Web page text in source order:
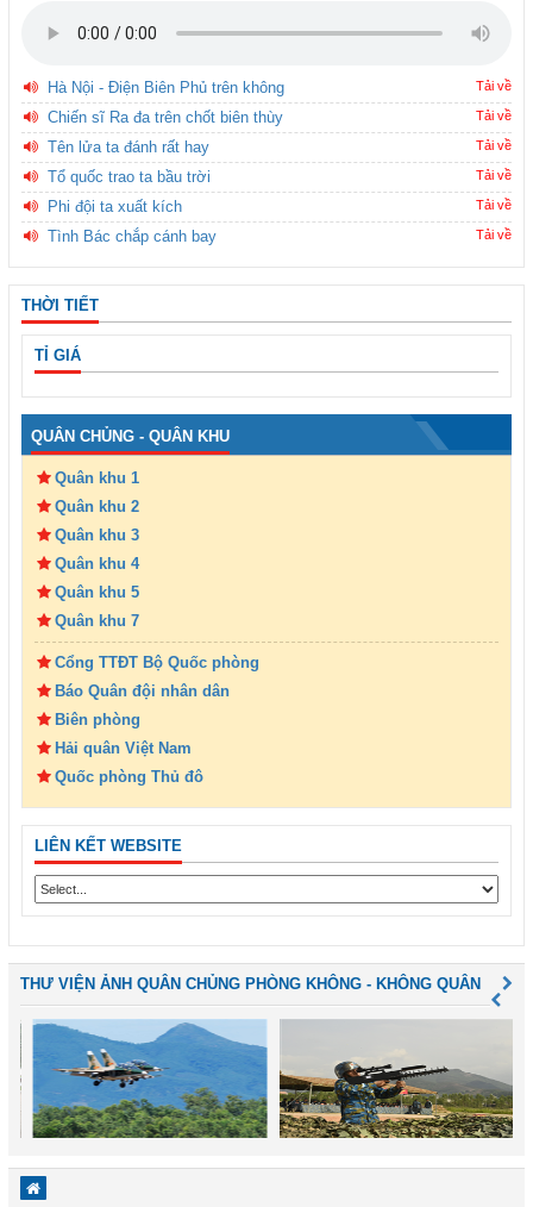
Hà Nội - Điện Biên Phủ trên không Tải về
Chiến sĩ Ra đa trên chốt biên thùy Tải về
Tên lửa ta đánh rất hay Tải về
Tổ quốc trao ta bầu trời Tải về
Phi đội ta xuất kích Tải về
Tình Bác chắp cánh bay Tải về
THỜI TIẾT
TỈ GIÁ
QUÂN CHỦNG - QUÂN KHU
Quân khu 1
Quân khu 2
Quân khu 3
Quân khu 4
Quân khu 5
Quân khu 7
Cổng TTĐT Bộ Quốc phòng
Báo Quân đội nhân dân
Biên phòng
Hải quân Việt Nam
Quốc phòng Thủ đô
LIÊN KẾT WEBSITE
THƯ VIỆN ẢNH QUÂN CHỦNG PHÒNG KHÔNG - KHÔNG QUÂN